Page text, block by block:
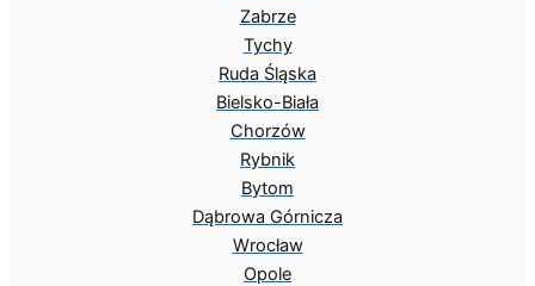
Zabrze
Tychy
Ruda Śląska
Bielsko-Biała
Chorzów
Rybnik
Bytom
Dąbrowa Górnicza
Wrocław
Opole